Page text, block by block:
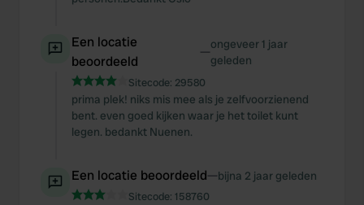
We also share information about your use of our site with
may combine it with other information that you’ve
provided to them or that they’ve collected from your use
of their services.
Een locatie
beoordeeld
—ongeveer 1 jaar
geleden
Sitecode: 29580
prima plek! niks mis mee als je zelfvoorzienend
bent. even goed kijken waar je het toilet kunt
legen. bedankt Nuenen.
Een locatie beoordeeld—bijna 2 jaar geleden
Sitecode: 158760